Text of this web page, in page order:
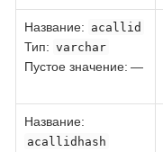
Название: acallid
Тип: varchar
Пустое значение: —
Название:
acallidhash